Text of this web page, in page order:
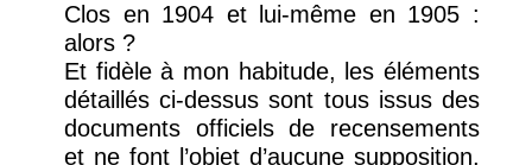
Clos en 1904 et lui-même en 1905 :
alors ?
Et fidèle à mon habitude, les éléments
détaillés ci-dessus sont tous issus des
documents officiels de recensements
et ne font l’objet d’aucune supposition,